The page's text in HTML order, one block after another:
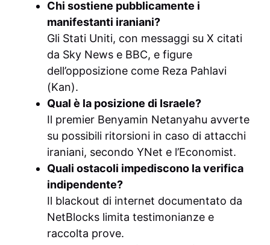
Chi sostiene pubblicamente i
manifestanti iraniani?
Gli Stati Uniti, con messaggi su X citati
da Sky News e BBC, e figure
dell’opposizione come Reza Pahlavi
(Kan).
Qual è la posizione di Israele?
Il premier Benyamin Netanyahu avverte
su possibili ritorsioni in caso di attacchi
iraniani, secondo YNet e l’Economist.
Quali ostacoli impediscono la verifica
indipendente?
Il blackout di internet documentato da
NetBlocks limita testimonianze e
raccolta prove.